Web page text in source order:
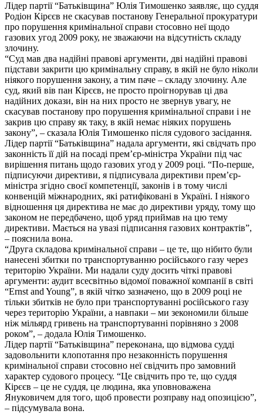
Лідер партії “Батьківщина” Юлія Тимошенко заявляє, що суддя
Родіон Кірєєв не скасував постанову Генеральної прокуратури
про порушення кримінальної справи стосовно неї щодо
газових угод 2009 року, не зважаючи на відсутність складу
злочину.
“Суд мав два надійні правові аргументи, дві надійні правові
підстави закрити цю кримінальну справу, в якій не було ніколи
ніякого порушення закону, а тим паче – складу злочину. Але
суд, який вів пан Кірєєв, не просто проігнорував ці два
надійних докази, він на них просто не звернув увагу, не
скасував постанову про порушення кримінальної справи і не
закрив цю справу як таку, в якій немає ніяких порушень
закону”, – сказала Юлія Тимошенко після судового засідання.
Лідер партії “Батьківщина” надала аргументи, які свідчать про
законність її дій на посаді прем’єр-міністра України під час
вирішення питань щодо газових угод у 2009 році. “По-перше,
підписуючи директиви, я підписувала директиви прем’єр-
міністра згідно своєї компетенції, законів і в тому числі
конвенцій міжнародних, які ратифіковані в Україні. І ніякого
відношення ця директива не має до директиви уряду, тому що
законом не передбачено, щоб уряд приймав на цю тему
директиви. Мається на увазі підписання газових контрактів”,
– пояснила вона.
“Друга складова кримінальної справи – це те, що нібито були
нанесені збитки по транспортуванню російського газу через
територію України. Ми надали суду досить чіткі правові
аргументи: аудит всесвітньо відомої поважної компанії в світі
“Ernst and Young”, в якій чітко зазначено, що в 2009 році не
тільки збитків не було при транспортуванні російського газу
через територію України, а навпаки – ми зекономили більше
ніж мільярд гривень на транспортуванні порівняно з 2008
роком”, – додала Юлія Тимошенко.
Лідер партії “Батьківщина” переконана, що відмова судді
задовольнити клопотання про незаконність порушення
кримінальної справи стосовно неї свідчить про замовний
характер судового процесу. “Це свідчить про те, що суддя
Кірєєв – це не суддя, це людина, яка уповноважена
Януковичем для того, щоб провести розправу над опозицією”,
– підсумувала вона.